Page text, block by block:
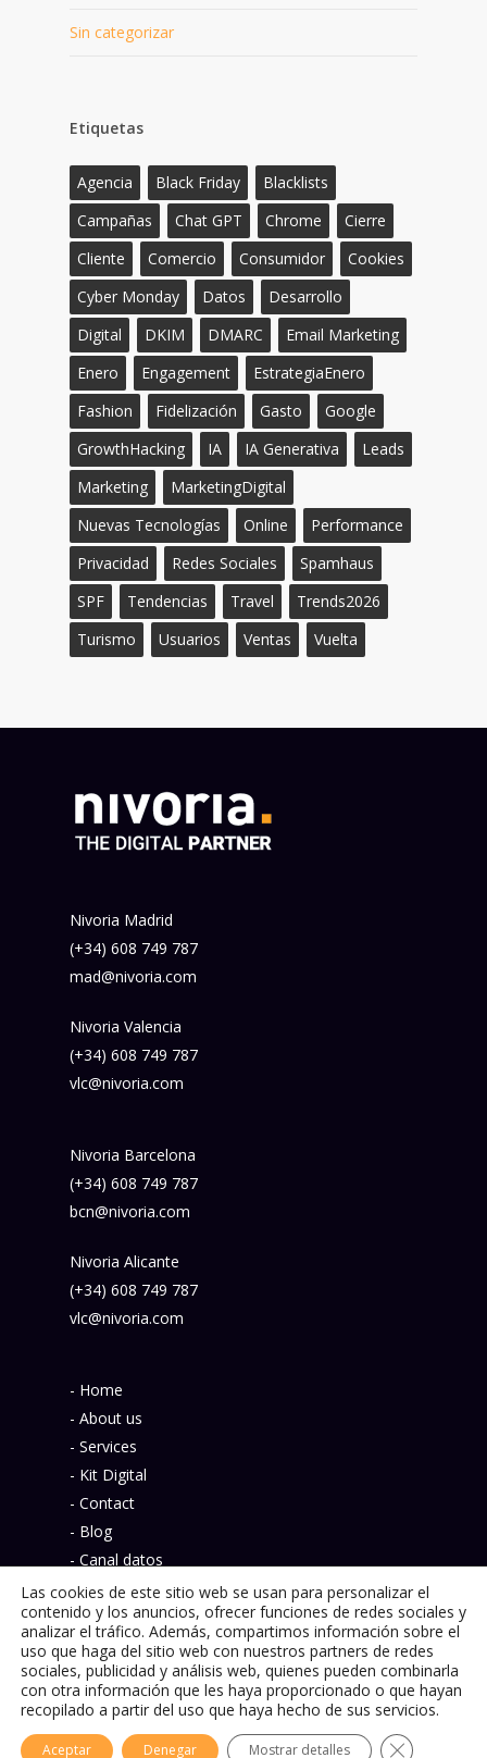
Sin categorizar
Etiquetas
Agencia Black Friday
Blacklists
Campañas
Chat GPT Chrome
Cierre
Cliente
Comercio Consumidor
Cookies
Cyber Monday
Datos
Desarrollo
Digital
DKIM DMARC
Email Marketing
Enero
Engagement
EstrategiaEnero
Fashion
Fidelización Gasto
Google
GrowthHacking
IA IA Generativa
Leads
Marketing
MarketingDigital
Nuevas Tecnologías
Online
Performance
Privacidad
Redes Sociales
Spamhaus
SPF
Tendencias Travel
Trends2026
Turismo
Usuarios Ventas Vuelta
Nivoria Madrid
(+34) 608 749 787
mad@nivoria.com
Nivoria Valencia
(+34) 608 749 787
vlc@nivoria.com
Nivoria Barcelona
(+34) 608 749 787
bcn@nivoria.com
Nivoria Alicante
(+34) 608 749 787
vlc@nivoria.com
- Home
- About us
- Services
- Kit Digital
- Contact
- Blog
- Canal datos
- Política de privacidad
© 2026 Nivoria.
Las cookies de este sitio web se usan para personalizar el
contenido y los anuncios, ofrecer funciones de redes sociales y
analizar el tráfico. Además, compartimos información sobre el
uso que haga del sitio web con nuestros partners de redes
sociales, publicidad y análisis web, quienes pueden combinarla
con otra información que les haya proporcionado o que hayan
recopilado a partir del uso que haya hecho de sus servicios.
Aceptar Denegar Mostrar detalles Cerrar el